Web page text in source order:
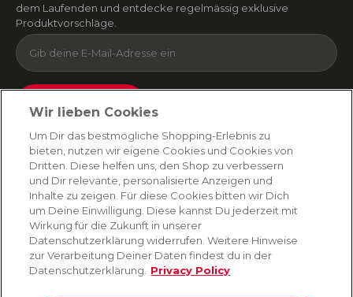
dem Laufenden und entdecke regelmässig exklusive
Produktvorschläge.
Absenden
Du kannst dich jederzeit von unserem Newsletter abmelden. Indem du fortfährst, stimmst
du unseren E-Mail-Bedingungenund Datenschutzbestimmungen zu
AMORANA
MARKEN
Wir lieben Cookies
Um Dir das bestmögliche Shopping-Erlebnis zu
bieten, nutzen wir eigene Cookies und Cookies von
Dritten. Diese helfen uns, den Shop zu verbessern
und Dir relevante, personalisierte Anzeigen und
Inhalte zu zeigen. Für diese Cookies bitten wir Dich
um Deine Einwilligung. Diese kannst Du jederzeit mit
Wirkung für die Zukunft in unserer
Datenschutzerklärung widerrufen. Weitere Hinweise
zur Verarbeitung Deiner Daten findest du in der
Datenschutzerklärung.
Privacy Policy